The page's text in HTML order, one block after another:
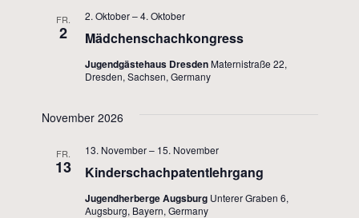
FR.
2 Mädchenschachkongress
2. Oktober–4. Oktober
Jugendgästehaus Dresden Maternistraße 22,
Dresden, Sachsen, Germany
November 2026
FR.
13 Kinderschachpatentlehrgang
13. November– 15. November
Jugendherberge Augsburg Unterer Graben 6,
Augsburg, Bayern, Germany